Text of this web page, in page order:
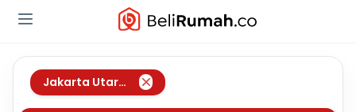
Jakarta Utara Dki Jakarta